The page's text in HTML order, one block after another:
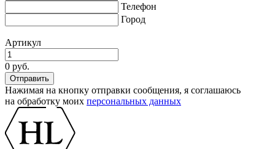
Телефон
Город
Артикул
0 руб.
Нажимая на кнопку отправки сообщения, я соглашаюсь
на обработку моих персональных данных